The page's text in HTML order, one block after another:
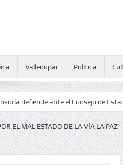
Valledupar Politica
ante el Consejo de Estado el
EL MAL ESTADO DE LA VÍA LA PAZ